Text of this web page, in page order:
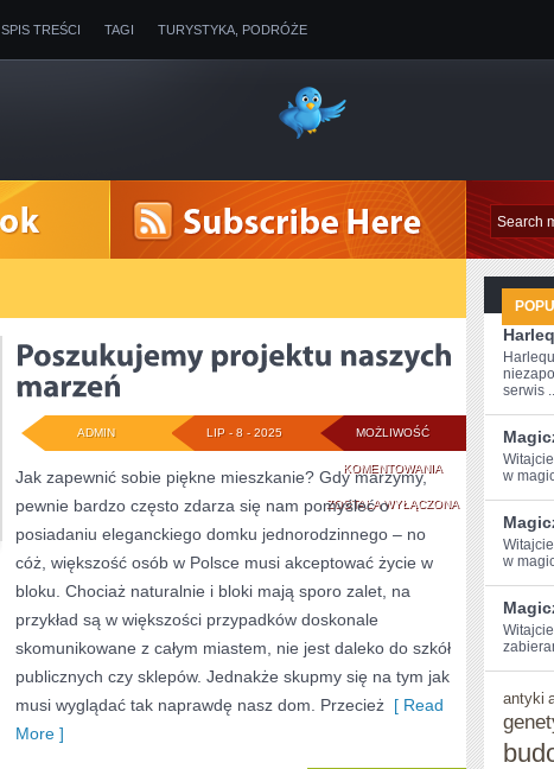
SPIS TREŚCI TAGI TURYSTYKA, PODRÓŻE
MOŻLIWOŚĆ
KOMENTOWANIAPOSZUKUJEMY
PROJEKTU
NASZYCH
MARZEŃ
ZOSTAŁA WYŁĄCZONA
LIP - 8 - 2025
ADMIN
Jak zapewnić sobie piękne mieszkanie? Gdy marzymy,
pewnie bardzo często zdarza się nam pomyśleć o
posiadaniu eleganckiego domku jednorodzinnego – no
cóż, większość osób w Polsce musi akceptować życie w
bloku. Chociaż naturalnie i bloki mają sporo zalet, na
przykład są w większości przypadków doskonale
skomunikowane z całym miastem, nie jest daleko do szkół
publicznych czy sklepów. Jednakże skupmy się na tym jak
musi wyglądać tak naprawdę nasz dom. Przecież [ Read
More ]
serwis
w
w
antyki